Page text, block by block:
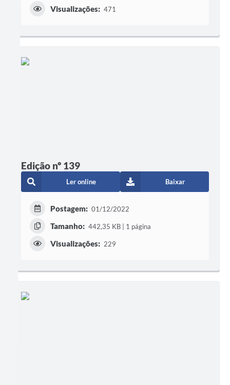
Visualizações: 471
Edição nº 139
Ler online Baixar
Postagem: 01/12/2022
Tamanho: 442,35 KB | 1 página
Visualizações: 229